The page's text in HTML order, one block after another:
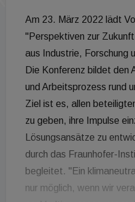
Am 23. März 2022 lädt
"Perspektiven zur
aus Industrie, Forschung
Die Konferenz bildet den
und Arbeitsprozess rund
Ziel ist es, allen
zu geben, ihre Impulse
Lösungsansätze zu
durch das Fraunhofer-
begleitet. "Ein
nur möglich, wenn wir